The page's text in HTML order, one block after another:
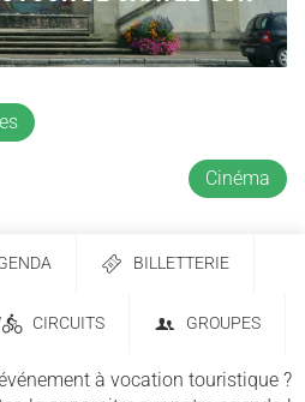
Cinéma
BILLETTERIE
CIRCUITS GROUPES
à vocation touristique ?